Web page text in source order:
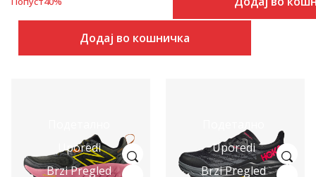
Додај во кошничка
Uporedi
Brzi Pregled
Uporedi
Brzi Pregled